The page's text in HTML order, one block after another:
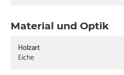
Material und Optik
Holzart
Eiche